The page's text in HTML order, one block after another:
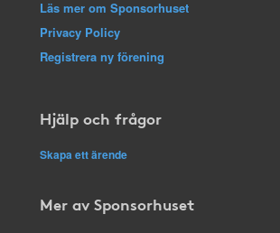
Läs mer om Sponsorhuset
Privacy Policy
Registrera ny förening
Hjälp och frågor
Skapa ett ärende
Mer av Sponsorhuset